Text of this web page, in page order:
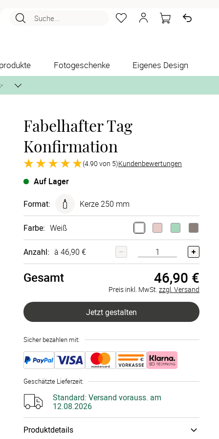
Suche...
Fotogeschenke Eigenes Design
per Post zusenden.
Fabelhafter Tag
Konfirmation
(4.90 von 5)Kundenbewertungen
Auf Lager
Format: Kerze 250 mm
Farbe: Weiß
Anzahl: à 46,90 €
Gesamt 46,90 €
Preis inkl. MwSt. zzgl. Versand
Jetzt gestalten
Sicher bezahlen mit:
Geschätzte Lieferzeit:
Standard: Versand vorauss. am
12.08.2026
Produktdetails